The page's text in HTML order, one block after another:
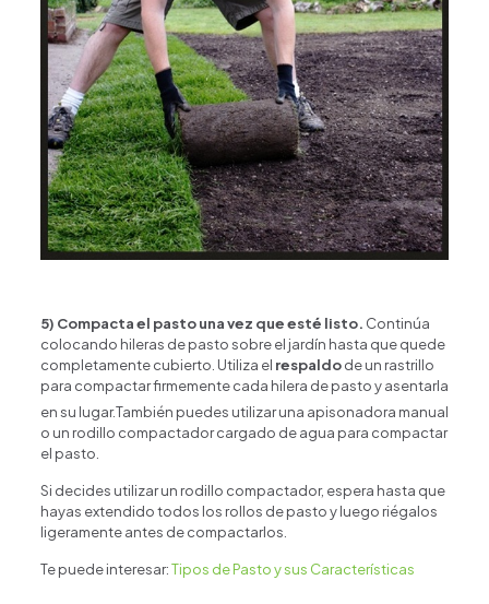
5) Compacta el pasto una vez que esté listo. Continúa
colocando hileras de pasto sobre el jardín hasta que quede
completamente cubierto. Utiliza el respaldode un rastrillo
para compactar firmemente cada hilera de pasto y asentarla
en su lugar.También puedes utilizar una apisonadora manual
o un rodillo compactador cargado de agua para compactar
el pasto.
Si decides utilizar un rodillo compactador, espera hasta que
hayas extendido todos los rollos de pasto y luego riégalos
ligeramente antes de compactarlos.
Te puede interesar:Tipos de Pasto y sus Características